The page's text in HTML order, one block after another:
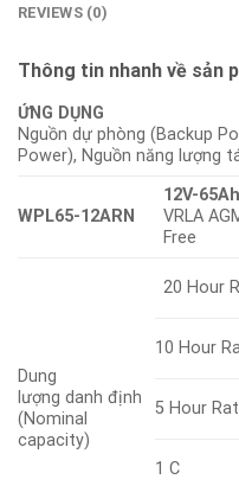
REVIEWS (0)
Thông tin nhanh về sản
ỨNG DỤNG
Nguồn dự phòng (Backup
Power), Nguồn năng lượng
WPL65-12ARN
12V-
VRLA
Free
Dung
lượng danh định
(Nominal
capacity)
20 Hour
10 Hour
5 Hour
1 C